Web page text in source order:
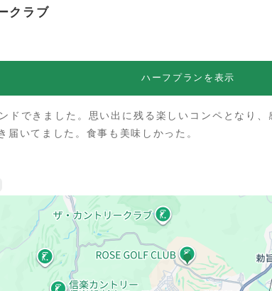
クラブ
ハーフプランを表示
ドできました。思い出に残る楽しいコンペとなり、
届いてました。食事も美味しかった。